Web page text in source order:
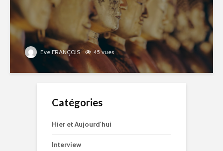
Eve FRANÇOIS 45 vues
Catégories
Hier et Aujourd'hui
Interview